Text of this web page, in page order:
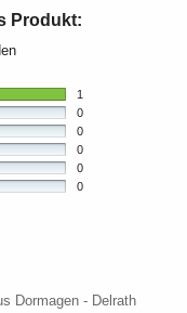
Produkt:
1
0
0
0
0
0
Dormagen - Delrath